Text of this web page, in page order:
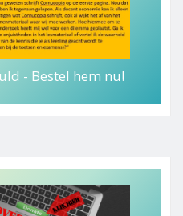
- Bestel hem nu!